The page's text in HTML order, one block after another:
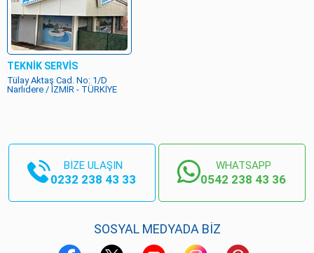
TEKNİK SERVİS
Tülay Aktaş Cad. No: 1/D
Narlıdere / İZMİR - TÜRKİYE
BİZE ULAŞIN
0232 238 43 33
WHATSAPP
0542 238 43 36
SOSYAL MEDYADA BİZ